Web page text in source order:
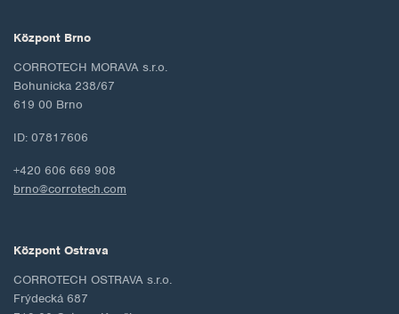
Központ Brno
CORROTECH MORAVA s.r.o.
Bohunicka 238/67
619 00 Brno
ID: 07817606
+420 606 669 908
brno@corrotech.com
Központ Ostrava
CORROTECH OSTRAVA s.r.o.
Frýdecká 687